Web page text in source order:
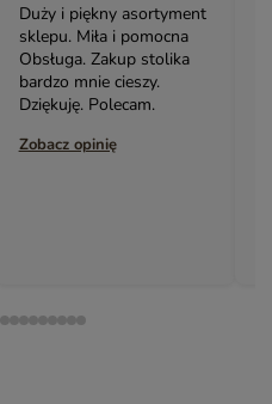
Bardzo solidny, piękny
mebel (biblioteczka).
Świetny kontakt z
pracownikami sklepu.
Polecam serdecznie.
Zobacz opinię